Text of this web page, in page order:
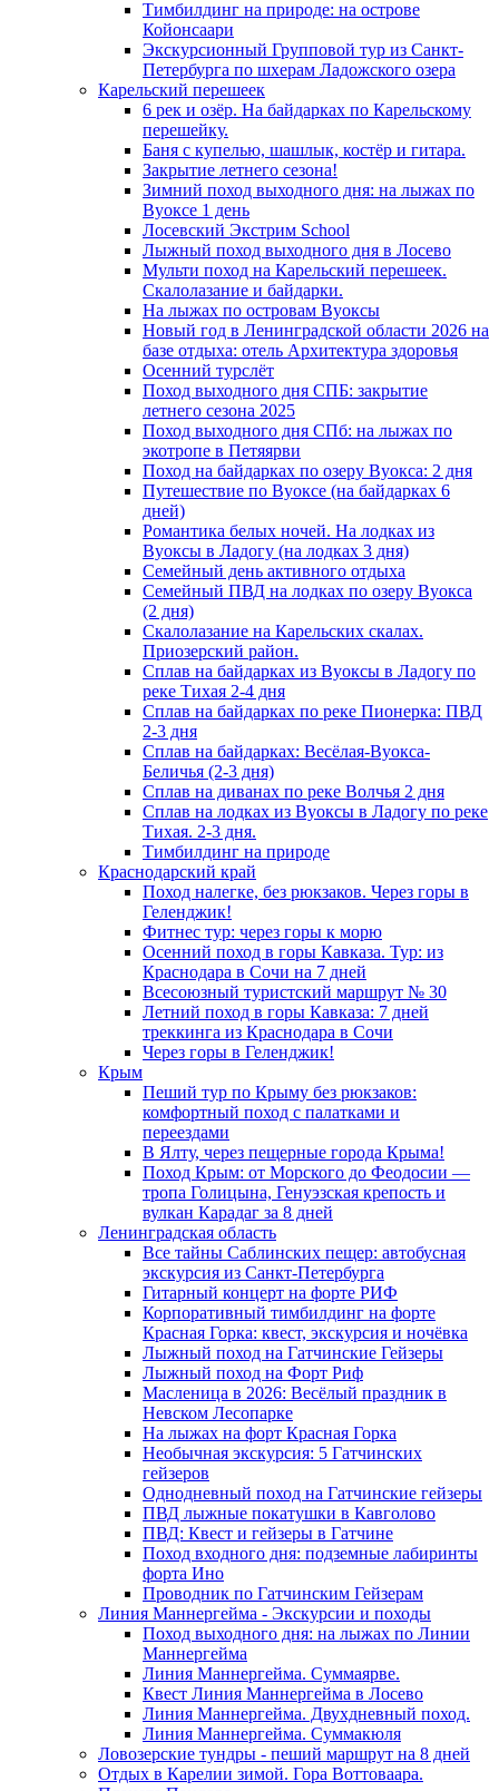
Тимбилдинг на природе: на острове
Койонсаари
Экскурсионный Групповой тур из Санкт-
Петербурга по шхерам Ладожского озера
Карельский перешеек
6 рек и озёр. На байдарках по Карельскому
перешейку.
Баня с купелью, шашлык, костёр и гитара.
Закрытие летнего сезона!
Зимний поход выходного дня: на лыжах по
Вуоксе 1 день
Лосевский Экстрим School
Лыжный поход выходного дня в Лосево
Мульти поход на Карельский перешеек.
Скалолазание и байдарки.
На лыжах по островам Вуоксы
Новый год в Ленинградской области 2026 на
базе отдыха: отель Архитектура здоровья
Осенний турслёт
Поход выходного дня СПБ: закрытие
летнего сезона 2025
Поход выходного дня СПб: на лыжах по
экотропе в Петяярви
Поход на байдарках по озеру Вуокса: 2 дня
Путешествие по Вуоксе (на байдарках 6
дней)
Романтика белых ночей. На лодках из
Вуоксы в Ладогу (на лодках 3 дня)
Семейный день активного отдыха
Семейный ПВД на лодках по озеру Вуокса
(2 дня)
Скалолазание на Карельских скалах.
Приозерский район.
Сплав на байдарках из Вуоксы в Ладогу по
реке Тихая 2-4 дня
Сплав на байдарках по реке Пионерка: ПВД
2-3 дня
Сплав на байдарках: Весёлая-Вуокса-
Беличья (2-3 дня)
Сплав на диванах по реке Волчья 2 дня
Сплав на лодках из Вуоксы в Ладогу по реке
Тихая. 2-3 дня.
Тимбилдинг на природе
Краснодарский край
Поход налегке, без рюкзаков. Через горы в
Геленджик!
Фитнес тур: через горы к морю
Осенний поход в горы Кавказа. Тур: из
Краснодара в Сочи на 7 дней
Всесоюзный туристский маршрут № 30
Летний поход в горы Кавказа: 7 дней
треккинга из Краснодара в Сочи
Через горы в Геленджик!
Крым
Пеший тур по Крыму без рюкзаков:
комфортный поход с палатками и
переездами
В Ялту, через пещерные города Крыма!
Поход Крым: от Морского до Феодосии —
тропа Голицына, Генуэзская крепость и
вулкан Карадаг за 8 дней
Ленинградская область
Все тайны Саблинских пещер: автобусная
экскурсия из Санкт-Петербурга
Гитарный концерт на форте РИФ
Корпоративный тимбилдинг на форте
Красная Горка: квест, экскурсия и ночёвка
Лыжный поход на Гатчинские Гейзеры
Лыжный поход на Форт Риф
Масленица в 2026: Весёлый праздник в
Невском Лесопарке
На лыжах на форт Красная Горка
Необычная экскурсия: 5 Гатчинских
гейзеров
Однодневный поход на Гатчинские гейзеры
ПВД лыжные покатушки в Кавголово
ПВД: Квест и гейзеры в Гатчине
Поход входного дня: подземные лабиринты
форта Ино
Проводник по Гатчинским Гейзерам
Линия Маннергейма - Экскурсии и походы
Поход выходного дня: на лыжах по Линии
Маннергейма
Линия Маннергейма. Суммаярве.
Квест Линия Маннергейма в Лосево
Линия Маннергейма. Двухдневный поход.
Линия Маннергейма. Суммакюля
Ловозерские тундры - пеший маршрут на 8 дней
Отдых в Карелии зимой. Гора Воттоваара.